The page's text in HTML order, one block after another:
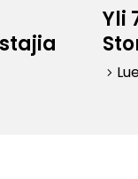
Yli
keyboard_arrow_right